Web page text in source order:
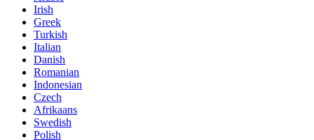
Irish
Greek
Turkish
Italian
Danish
Romanian
Indonesian
Czech
Afrikaans
Swedish
Polish